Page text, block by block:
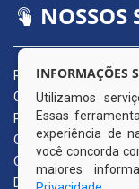
NOSSOS
Portal da
Carta de Serviços ao
Pedido de Acesso à
Ouvidoria Municipal
Quadro de Avisos
Diário Oficial da AMUPE
INFORMAÇÕES
Utilizamos
Essas
experiência de
você concorda
maiores